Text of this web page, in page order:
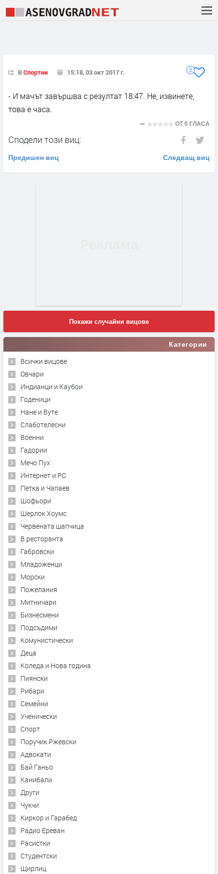
ВСпортни 15:18, 03 окт 2017 г. 0
- И мачът завършва с резултат 18:47. Не, извинете,
това е часа.
ОТ0 ГЛАСА
Сподели този виц:
Предишен виц Следващ виц
Покажи случайни вицове
Категории
Всички вицове
Овчари
Индианци и Каубои
Годеници
Нане и Вуте
Слаботелесни
Военни
Гадории
Мечо Пух
Интернет и PC
Петка и Чапаев
Шофьори
Шерлок Хоумс
Червената шапчица
В ресторанта
Габровски
Младоженци
Морски
Пожелания
Митничари
Бизнесмени
Подсъдими
Комунистически
Деца
Коледа и Нова година
Пиянски
Рибари
Семейни
Ученически
Спорт
Поручик Ржевски
Адвокати
Бай Ганьо
Канибали
Други
Чукчи
Киркор и Гарабед
Радио Ереван
Расистки
Студентски
Щирлиц